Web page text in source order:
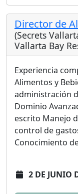
Director de
(Secrets
Vallarta Bay
Experiencia
Alimentos y
administración
Dominio
escrito Manejo
control de
Conocimiento
2 DE JUNIO